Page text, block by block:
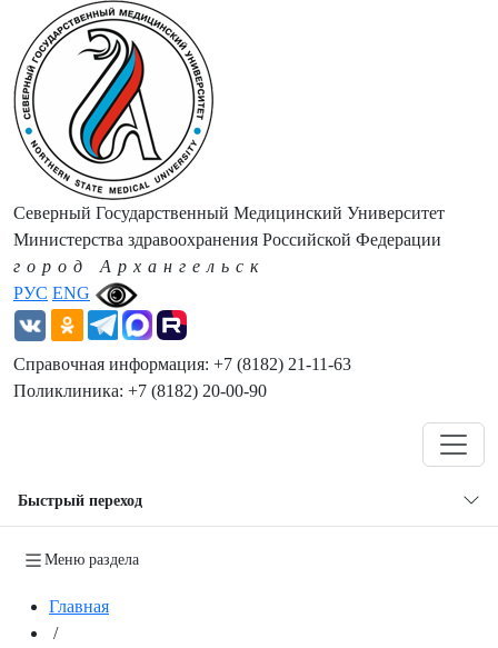
РУС ENG
Северный Государственный Медицинский Университет
Министерства здравоохранения Российской Федерации
город Архангельск
Справочная информация: +7 (8182) 21-11-63
Поликлиника: +7 (8182) 20-00-90
Быстрый переход
Меню раздела
Главная
/